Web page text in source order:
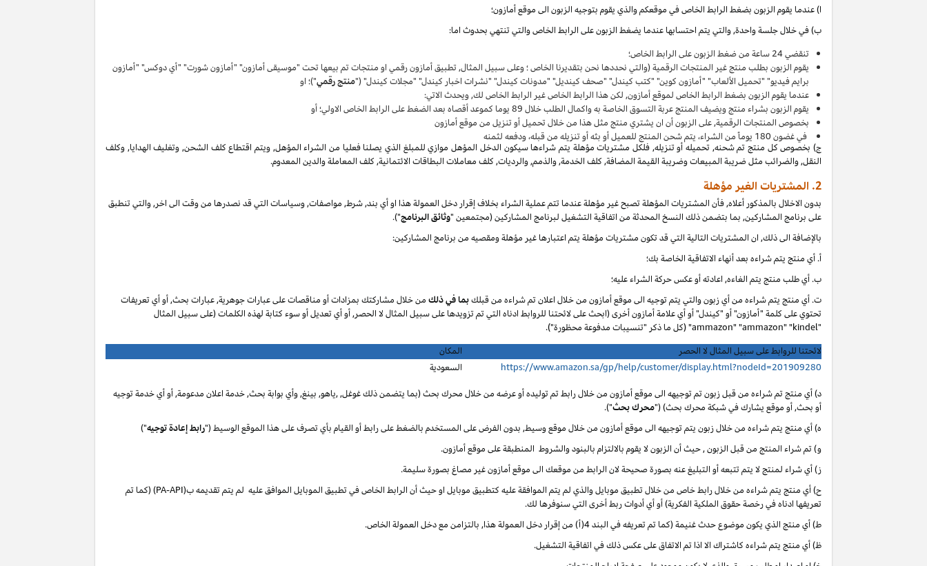
ا) عندما يقوم الزبون بضغط الرابط الخاص في موقعكم والذي يقوم بتوجيه الزبون الى موقع أمازون؛
ب) في خلال جلسة واحدة, والتي يتم احتسابها عندما يضغط الزبون على الرابط الخاص والتي تنتهي بحدوث اما:
تنقضي 24 ساعة من ضغط الزبون على الرابط الخاص؛
يقوم الزبون بطلب منتج غير المنتجات الرقمية (والتي نحددها نحن بتقديرنا الخاص ؛ وعلى سبيل المثال, تطبيق أمازون رقمي او منتجات تم بيعها تحت "موسيقى أمازون" "أمازون شورت" "أي دوكس" "أمازون
برايم فيديو" "تحميل الألعاب" "أمازون كوين" "كتب كيندل" "صحف كينديل" "مدونات كيندل" "نشرات اخبار كيندل" "مجلات كيندل" ("منتج رقمي")؛ او
عندما يقوم الزبون بضغط الرابط الخاص لموقع أمازون, لكن هذا الرابط الخاص غير الرابط الخاص لك, ويحدث الاتي:
يقوم الزبون بشراء منتج ويضيف المنتجعربة التسوق الخاصة به واكمال الطلب خلال 89 يوما كموعد أقصاه بعد الضغط على الرابط الخاص الاولي؛ أو
بخصوص المنتجات الرقمية, على الزبون أن ان يشتري منتج مثل هذا من خلال تحميل أو تنزيل من موقع أمازون
في غضون 180 يوماً من الشراء، يتم شحن المنتج للعميل أو بثه أو تنزيله من قبله، ودفعه لثمنه
ج) بخصوص كل منتج تم شحنه, تحميله أو تنزيله, فلكل مشتريات مؤهلة يتم شراءها سيكون الدخل المؤهل موازي للمبلغ الذي يصلنا فعليا من الشراء المؤهل, ويتم اقتطاع كلف الشحن, وتغليف الهدايا, وكلف
النقل, والضرائب مثل ضريبة المبيعات وضريبة القيمة المضافة, كلف الخدمة, والذمم, والرديات, كلف معاملات البطاقات الائتمانية, كلف المعاملة والدين المعدوم.
2. المشتريات الغير مؤهلة
بدون الاخلال بالمذكور أعلاه, فأن المشتريات المؤهلة تصبح غير مؤهلة عندما تتم عملية الشراء بخلاف إقرار دخل العمولة هذا او أي بند, شرط, مواصفات, وسياسات التي قد نصدرها من وقت الى اخر, والتي تنطبق
على برنامج المشاركين, بما بتضمن ذلك النسخ المحدثة من اتفاقية التشغيل لبرنامج المشاركين (مجتمعين "وثائق البرنامج").
بالإضافة الى ذلك, ان المشتريات التالية التي قد تكون مشتريات مؤهلة يتم اعتبارها غير مؤهلة ومقصيه من برنامج المشاركين:
أ. أي منتج يتم شراءه بعد أنهاء الاتفاقية الخاصة بك؛
ب. أيطلب منتج يتم الغاءه, اعادته أو عكس حركة الشراء عليه؛
ت. أي منتج يتم شراءه من أي زبون والتي يتم توجيه الى موقع أمازون من خلال اعلان تم شراءه من قبلكبما في ذلك من خلال مشاركتك بمزادات أو مناقصات على عبارات جوهرية, عبارات بحث, أو أي تعريفات
تحتوي على كلمة "أمازون" أو "كيندل" أو أي علامة أمازون أخرى (ابحث على لائحتنا للروابط ادناه التي تم تزويدها على سبيل المثال لا الحصر, أو أي تعديل أو سوء كتابة لهذه الكلمات (على سبيل المثال
"ammazon" "ammazon" "kindel" (كل ما ذكر "تنسيبات مدفوعة محظورة").
لائحتنا للروابط على سبيل المثال لا الحصر
المكان
https://www.amazon.sa/gp/help/customer/display.html?nodeId=201909280
السعودية
د) أي منتج تم شراءه من قبل زبون تم توجيهه الى موقع أمازون من خلال رابط تم توليده أو عرضه من خلال محرك بحث (بما يتضمن ذلك غوغل, ,ياهو, بينغ, وأي بوابة بحث, خدمة اعلان مدعومة, أو أي خدمة توجيه
أو بحث, أو موقع يشارك في شبكة محرك بحث) ("محرك بحث").
ه) أي منتج يتم شراءه من خلال زبون يتم توجيهه الى موقع أمازون من خلال موقع وسيط, بدون الفرض على المستخدم بالضغط على رابط أو القيام بأي تصرف على هذا الموقع الوسيط ("رابط إعادة توجيه")
و) تم شراء المنتج من قبل الزبون , حيث أن الزبون لا يقوم بالالتزام بالبنود والشروط المنطبقة على موقع أمازون.
ز) أي شراء لمنتج لا يتم تتبعه أو التبليغ عنه بصورة صحيحة لان الرابط من موقعك الى موقع أمازون غير مصاغ بصورة سليمة.
ح) أي منتج يتم شراءه من خلال رابط خاص من خلال تطبيق موبايل والذي لم يتم الموافقة عليه كتطبيق موبايل او حيث أن الرابط الخاص في تطبيق الموبايل الموافق عليه لم يتم تقديمه ب(PA-API) (كما تم
تعريفها ادناه في رخصة حقوق الملكية الفكرية) أو أي أدوات ربط أخرى التي سنوفرها لك.
ط) أي منتج الذي يكون موضوع حدث غنيمة (كما تم تعريفه في البند 4(أ) من إقرار دخل العمولة هذا, بالتزامن مع دخل العمولة الخاص.
ظ) أي منتج يتم شراءه كاشتراك الا اذا تم الاتفاق على عكس ذلك في اتفاقية التشغيل.